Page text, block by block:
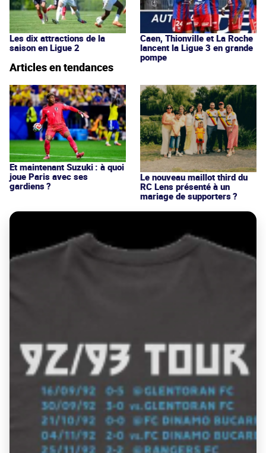
Les dix attractions de la
saison en Ligue 2
Caen, Thionville et La Roche
lancent la Ligue 3 en grande
pompe
Articles en tendances
Et maintenant Suzuki : à quoi
joue Paris avec ses
gardiens ?
Le nouveau maillot third du
RC Lens présenté à un
mariage de supporters ?